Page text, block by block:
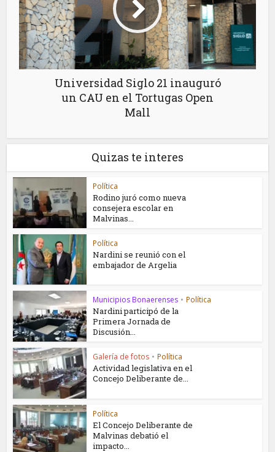
Universidad Siglo 21 inauguró
un CAU en el Tortugas Open
Mall
Quizas te interes
Política
Rodino juró como nueva
consejera escolar en
Malvinas...
Política
Nardini se reunió con el
embajador de Argelia
Municipios Bonaerenses • Política
Nardini participó de la
Primera Jornada de
Discusión...
Galería de fotos • Política
Actividad legislativa en el
Concejo Deliberante de...
Política
El Concejo Deliberante de
Malvinas debatió el
impacto...